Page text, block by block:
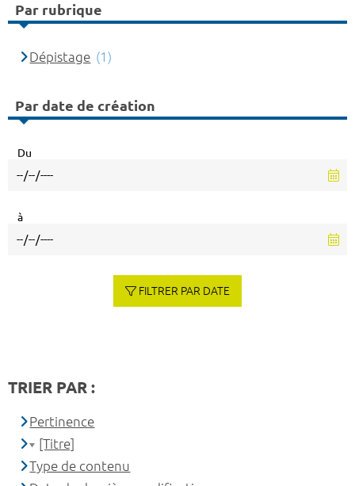
Par rubrique
Dépistage (1)
Par date de création
Du
à
FILTRER PAR DATE
TRIER PAR :
Pertinence
[Titre]
Type de contenu